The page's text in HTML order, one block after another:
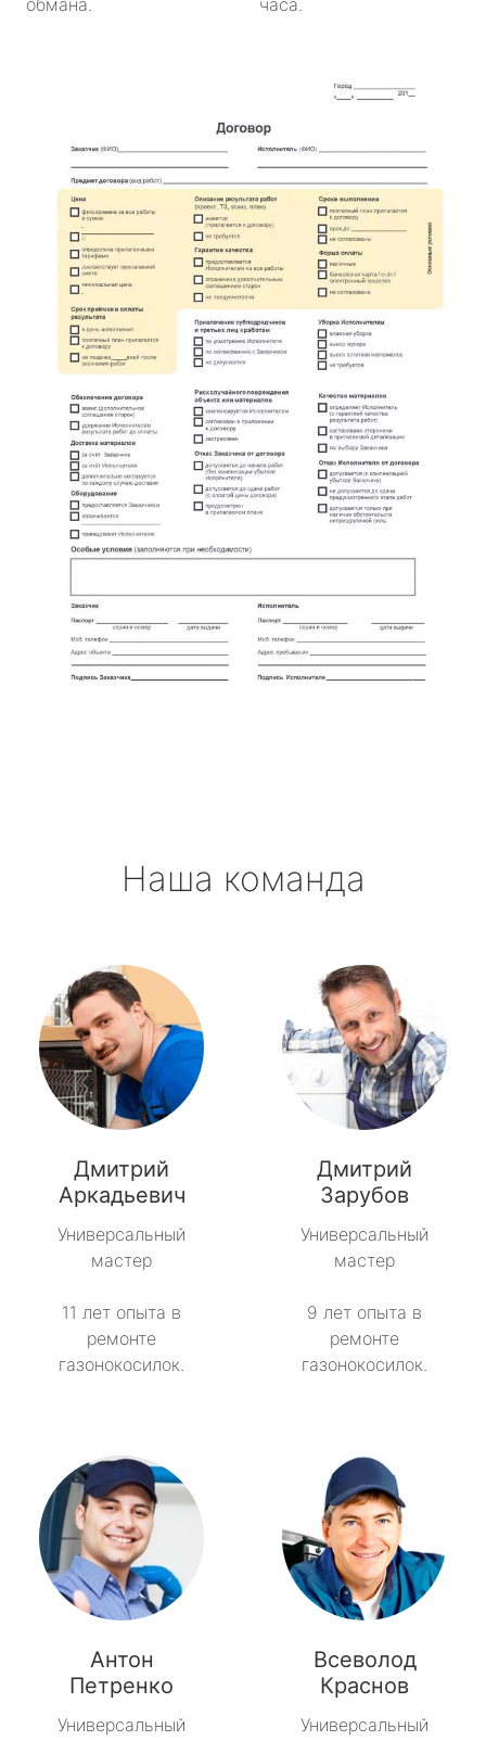
Наша команда
Дмитрий
Аркадьевич
Универсальный
мастер
11 лет опыта в
ремонте
газонокосилок.
Дмитрий
Зарубов
Универсальный
мастер
9 лет опыта в
ремонте
газонокосилок.
Антон
Петренко
Универсальный
Всеволод
Краснов
Универсальный